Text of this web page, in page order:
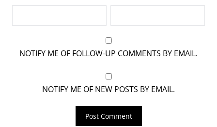
NOTIFY ME OF FOLLOW-UP COMMENTS BY EMAIL.
NOTIFY ME OF NEW POSTS BY EMAIL.